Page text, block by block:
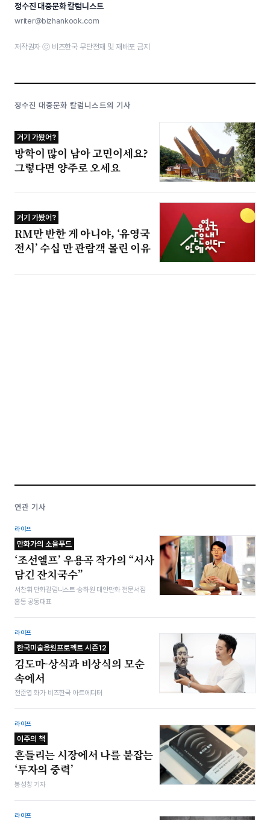
정수진 대중문화 칼럼니스트
writer@bizhankook.com
저작권자 ⓒ 비즈한국 무단전재 및 재배포 금지
정수진 대중문화 칼럼니스트의 기사
거기 가봤어?
방학이 많이 남아 고민이세요?
그렇다면 양주로 오세요
거기 가봤어?
RM만 반한 게 아니야, ‘유영국
전시’ 수십 만 관람객 몰린 이유
연관 기사
라이프
만화가의 소울푸드
‘조선엘프’ 우용곡 작가의 “서사
담긴 잔치국수”
서찬휘 만화칼럼니스트·송하원 대안만화 전문서점
홈통 공동대표
라이프
한국미술응원프로젝트 시즌12
김도마-상식과 비상식의 모순
속에서
전준엽 화가·비즈한국 아트에디터
라이프
이주의 책
흔들리는 시장에서 나를 붙잡는
‘투자의 중력’
봉성창 기자
라이프